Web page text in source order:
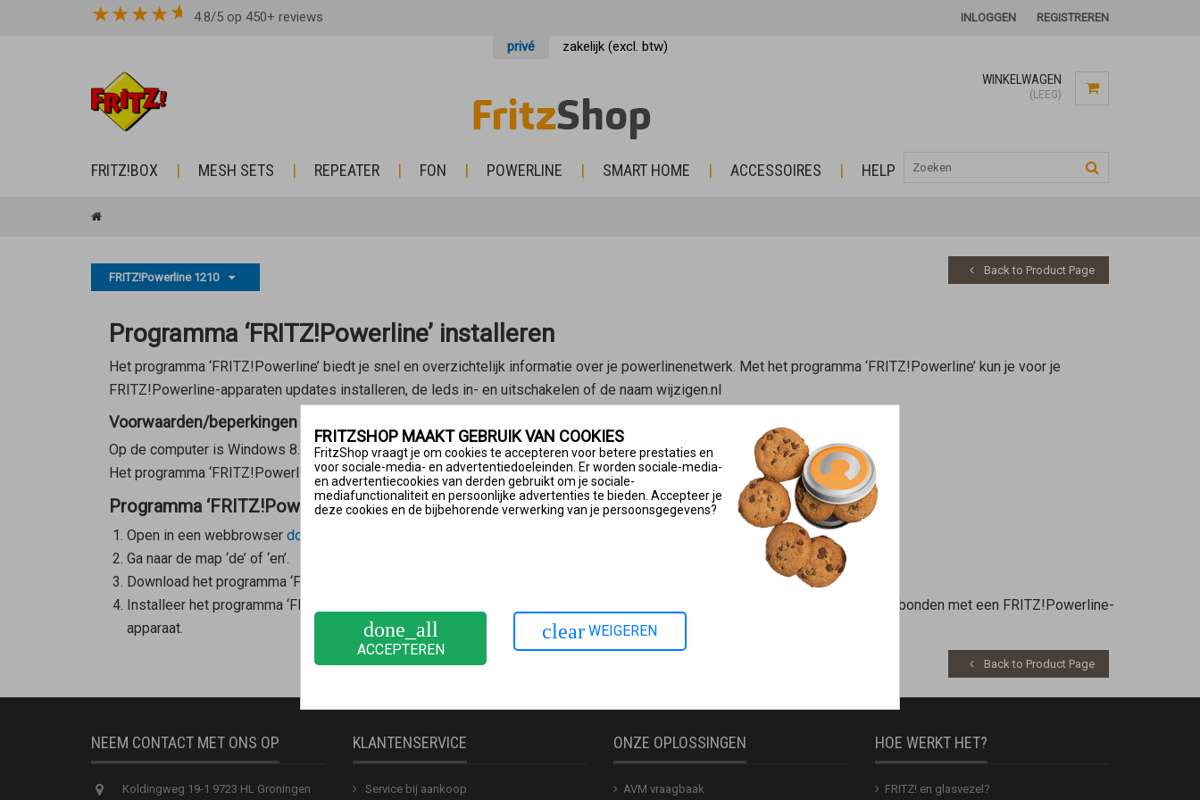
★★★★ 4.8/5 op 450+ reviews INLOGGEN REGISTREREN
privé zakelijk (excl. btw)
WINKELWAGEN
(LEEG)
FRITZ!BOX MESH SETS REPEATER FON POWERLINE SMART HOME ACCESSOIRES HELP
FRITZ!Powerline 1210
Back to Product Page
Programma ‘FRITZ!Powerline’ installeren
Het programma ‘FRITZ!Powerline’ biedt je snel en overzichtelijk informatie over je powerlinenetwerk. Met het programma ‘FRITZ!Powerline’ kun je voor je
FRITZ!Powerline-apparaten updates installeren, de leds in- en uitschakelen of de naam wijzigen.nl
Voorwaarden/beperkingen
Op de computer is Windows 8.1/8/7 (64-bits) of macOS 26/15/14/13/12 geïnstalleerd.
Het programma ‘FRITZ!Powerline’ kan maximaal negen powerlineapparaten weergeven.
Programma ‘FRITZ!Powerline’ downloaden en installeren
Open in een webbrowser download.avm.de/fritzpowerline/tools/fritzpowerline/
Ga naar de map ‘de’ of ‘en’.
Download het programma ‘FRITZ!Powerline’ voor het besturingssysteem van je computer.
Installeer het programma ‘FRITZ!Powerline’ op een computer die via de FRITZ!Box via een netwerkkabel rechtstreeks is verbonden met een FRITZ!Powerline-
apparaat.
Back to Product Page
NEEM CONTACT MET ONS OP
Koldingweg 19-1 9723 HL Groningen
KLANTENSERVICE
Service bij aankoop
ONZE OPLOSSINGEN
AVM vraagbaak
HOE WERKT HET?
FRITZ! en glasvezel?
FRITZSHOP MAAKT GEBRUIK VAN COOKIES
FritzShop vraagt je om cookies te accepteren voor betere prestaties en
voor sociale-media- en advertentiedoeleinden. Er worden sociale-media-
en advertentiecookies van derden gebruikt om je sociale-
mediafunctionaliteit en persoonlijke advertenties te bieden. Accepteer je
deze cookies en de bijbehorende verwerking van je persoonsgegevens?
done_all
ACCEPTEREN
clear WEIGEREN